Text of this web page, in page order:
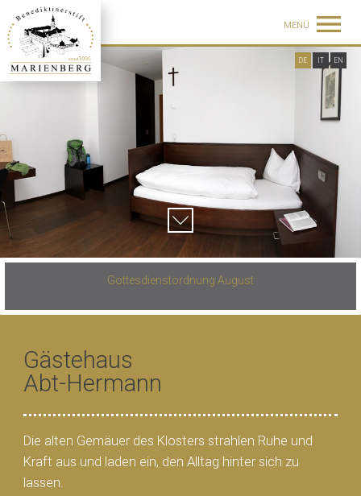
MENÜ
DE IT EN
Gottesdienstordnung August
Gästehaus
Abt-Hermann
Die alten Gemäuer des Klosters strahlen Ruhe und
Kraft aus und laden ein, den Alltag hinter sich zu
lassen.